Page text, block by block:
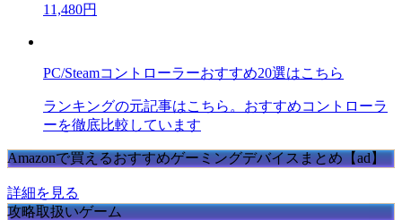
11,480円
PC/Steamコントローラーおすすめ20選はこちら
ランキングの元記事はこちら。おすすめコントローラ
ーを徹底比較しています
Amazonで買えるおすすめゲーミングデバイスまとめ【ad】
詳細を見る
攻略取扱いゲーム